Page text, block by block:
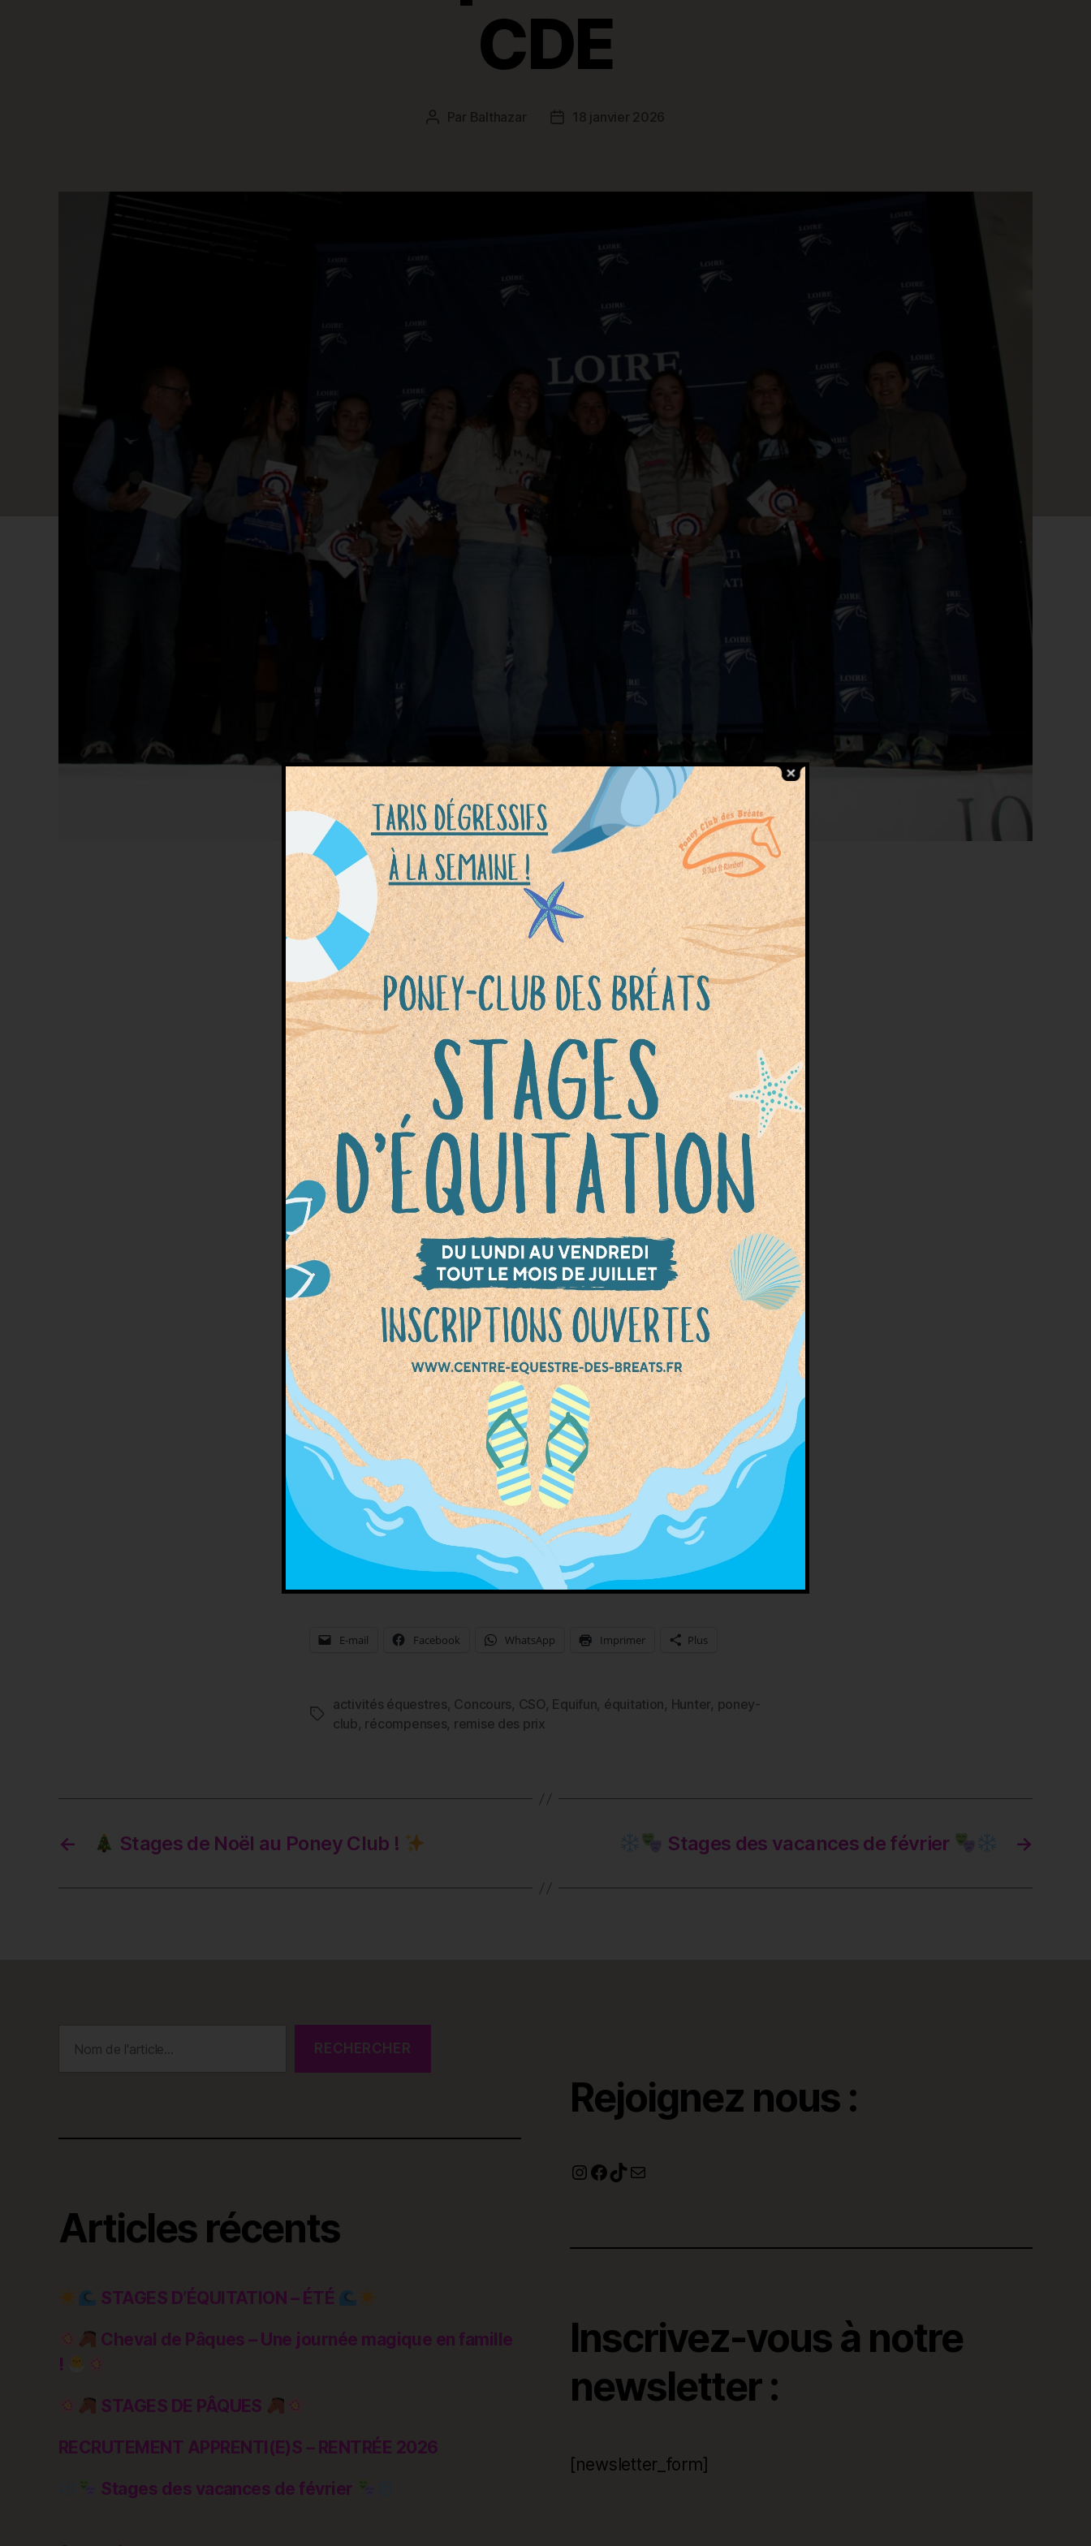
CDE
Auteur
Par Balthazar
Date18 janvier 2026
Nous avons eu le plaisir de participer à laremise des
prix du circuit départemental du CDEvendredi 16
janvier, un très beau moment pour clôturer la saison et
mettre à l’honneur le travail de nos cavaliers.
7 cavaliers du club ont été classés, avec d’excellents
résultats dans différentes disciplines :
Lycia– 3ᵉ en CSO Club 3
Sasha– 1ʳᵉ enCSO Club 4
Valérie– 1ʳᵉ en Hunter Club Élite
Clémence– 2ᵉ enHunter Club Élite
Camille V.– 2ᵉ enHunter Club 1
Iléa– 1ʳᵉ enEquifun Club Poney Cadet
Lylie– 1ʳᵉ enEquifun Club Poney Minime
Un grand bravo à tous les cavaliers pour leur
engagement tout au long de la saison, ainsi qu’aux
chevaux, poneys et encadrants qui rendent ces résultats
possibles.
Merci au CDE pour l’organisation de ce circuit et
pour ces beaux lots.
Nous sommes très fiers de vous
Partager :
E-mail Facebook WhatsApp Imprimer Plus
Étiquettes
activités équestres, Concours, CSO, Equifun, équitation, Hunter, poney-
club, récompenses, remise des prix
← Stages de Noël au Poney Club ! →
Stages des vacances de février
RECHERCHER
Articles récents
STAGES D’ÉQUITATION – ÉTÉ
Cheval de Pâques – Une journée magique en famille
!
STAGES DE PÂQUES
RECRUTEMENT APPRENTI(E)S – RENTRÉE 2026
Stages des vacances de février
Rejoignez nous :
Instagram
Facebook
TikTok
E-mail
Inscrivez-vous à notre
newsletter :
[newsletter_form]